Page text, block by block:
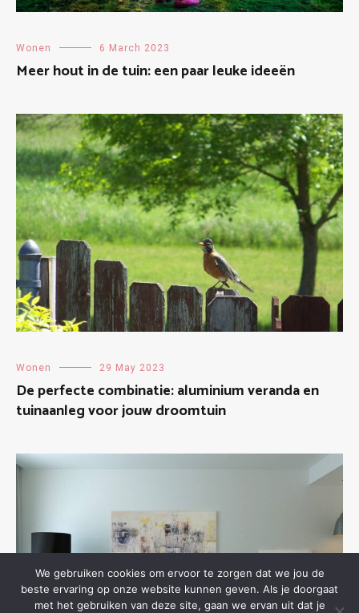
Wonen 6 March 2023
Meer hout in de tuin: een paar leuke ideeën
Wonen 29 May 2023
De perfecte combinatie: aluminium veranda en
tuinaanleg voor jouw droomtuin
We gebruiken cookies om ervoor te zorgen dat we jou de
beste ervaring op onze website kunnen geven. Als je doorgaat
met het gebruiken van deze site, gaan we ervan uit dat je